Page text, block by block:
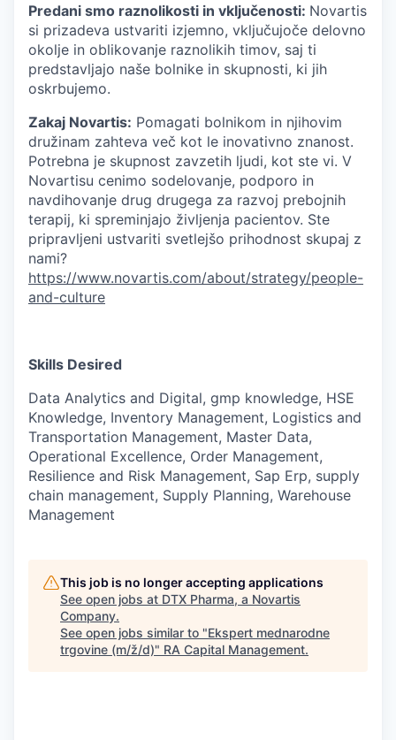
Predani smo raznolikosti in vključenosti: Novartis
si prizadeva ustvariti izjemno, vključujoče delovno
okolje in oblikovanje raznolikih timov, saj ti
predstavljajo naše bolnike in skupnosti, ki jih
oskrbujemo.
Zakaj Novartis: Pomagati bolnikom in njihovim
družinam zahteva več kot le inovativno znanost.
Potrebna je skupnost zavzetih ljudi, kot ste vi. V
Novartisu cenimo sodelovanje, podporo in
navdihovanje drug drugega za razvoj prebojnih
terapij, ki spreminjajo življenja pacientov. Ste
pripravljeni ustvariti svetlejšo prihodnost skupaj z
nami?
https://www.novartis.com/about/strategy/people-
and-culture
Skills Desired
Data Analytics and Digital, gmp knowledge, HSE
Knowledge, Inventory Management, Logistics and
Transportation Management, Master Data,
Operational Excellence, Order Management,
Resilience and Risk Management, Sap Erp, supply
chain management, Supply Planning, Warehouse
Management
This job is no longer accepting applications
See open jobs at DTX Pharma, a Novartis
Company.
See open jobs similar to "Ekspert mednarodne
trgovine (m/ž/d)" RA Capital Management.